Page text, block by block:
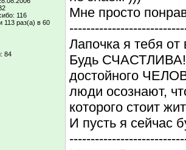
116
113 раз(а) в 60
84
Мне просто
Лапочка я тебя
Будь
достойного
люди осознают,
которого стоит
И пусть я сейчас